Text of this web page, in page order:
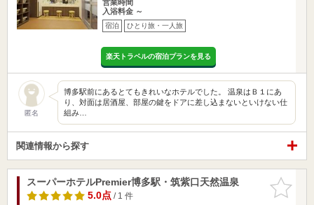
営業時間
入浴料金 ～
宿泊 ひとり旅・一人旅
楽天トラベルの宿泊プランを見る
匿名
博多駅前にあるとてもきれいなホテルでした。 温泉はＢ１にあ
り、対面は居酒屋、部屋の鍵をドアに差し込まないといけない仕
組み…
関連情報から探す
お気に入
りに追加
スーパーホテルPremier博多駅・筑紫口天然温泉
5.0点/ 1 件